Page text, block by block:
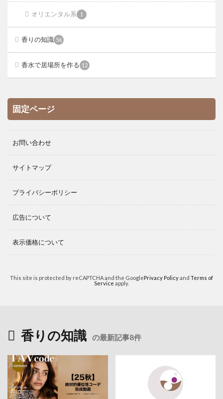
オリエンタル系 1
香りの知識 56
香水で居場所を作る 12
固定ページ
お問い合わせ
サイトマップ
プライバシーポリシー
広告について
表示価格について
This site is protected by reCAPTCHA and the GooglePrivacy Policyand Terms of
Service apply.
香りの知識 の最新記事8件